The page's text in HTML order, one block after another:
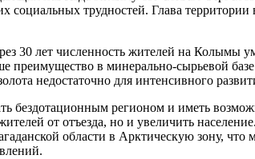
социальных трудностей. Глава
30 лет численность жителей на
преимущество в минерально-сырьевой
недостаточно для интенсивного
бездотационным регионом и иметь
от отъезда, но и увеличить
области в Арктическую зону,